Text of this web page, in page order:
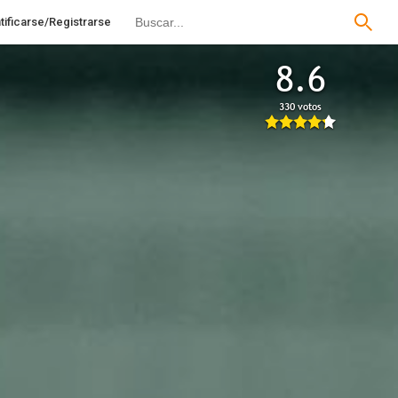
Registrarse
8.6
330 votos